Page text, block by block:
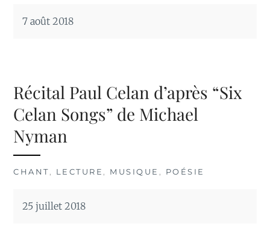
7 août 2018
Récital Paul Celan d’après “Six
Celan Songs” de Michael
Nyman
CHANT, LECTURE , MUSIQUE , POÉSIE
25 juillet 2018